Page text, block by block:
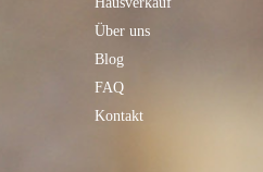
Über uns
Blog
FAQ
Kontakt